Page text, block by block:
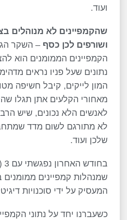
ועוד.
שהקמפיינים לא מנוהלים
ושורפים לכן כסף – השקר
הקמפיינים הממומנים הוא
נתונים שעל פניו נראים
המון לייקים, קיבל חשיפה
מאחורי הקלעים אתן תגלו
לאנשים הלא נכונים, שיש
לא מתורגם לשום מדד
שלכן ועוד.
שמנהלות קמפיינים ממומנים
המעסיק על ידי סוכנויות
כשעברנו יחד על נתוני